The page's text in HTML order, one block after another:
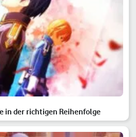
in der richtigen Reihenfolge